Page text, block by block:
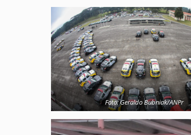
Foto: Geraldo Bubniak/ANPr